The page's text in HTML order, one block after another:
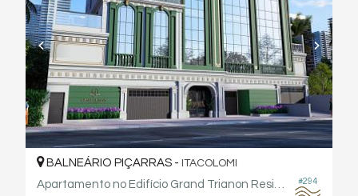
#294
BALNEÁRIO PIÇARRAS - ITACOLOMI
Apartamento no Edifício Grand Trianon Residence